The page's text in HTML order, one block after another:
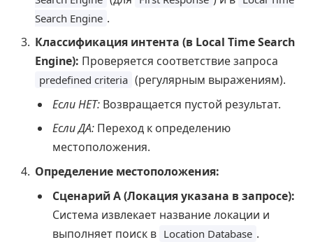
Search Engine .
Классификация интента (в Local Time Search
Engine): Проверяется соответствие запроса
predefined criteria (регулярным выражениям).
Если НЕТ: Возвращается пустой результат.
Если ДА: Переход к определению
местоположения.
Определение местоположения:
Сценарий А (Локация указана в запросе):
Система извлекает название локации и
выполняет поиск в Location Database .